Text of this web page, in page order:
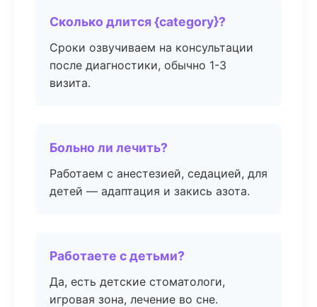
Сколько длится {category}?
Сроки озвучиваем на консультации
после диагностики, обычно 1-3
визита.
Больно ли лечить?
Работаем с анестезией, седацией, для
детей — адаптация и закись азота.
Работаете с детьми?
Да, есть детские стоматологи,
игровая зона, лечение во сне.